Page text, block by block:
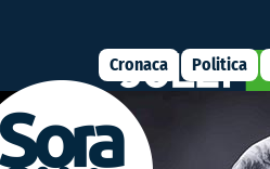
Cronaca Politica